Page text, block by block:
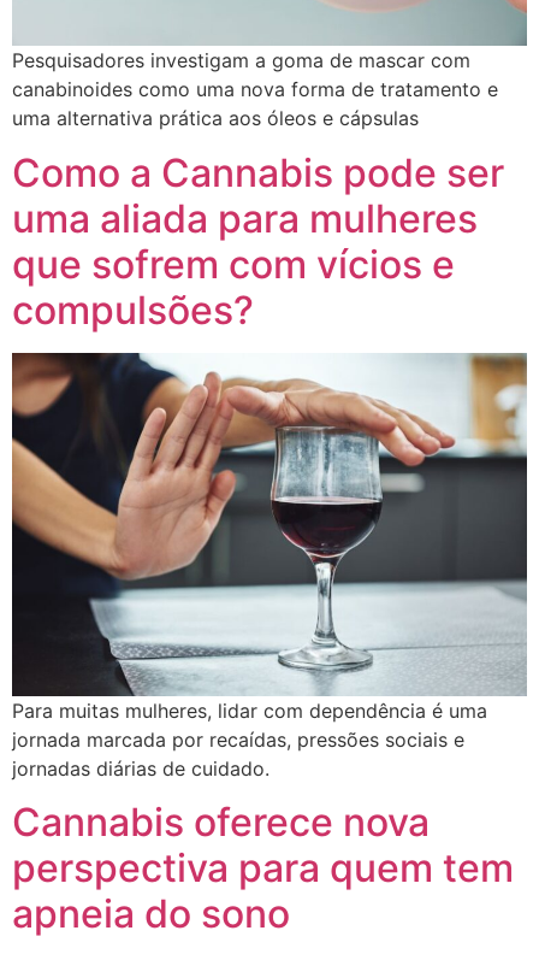
Pesquisadores investigam a goma de mascar com
canabinoides como uma nova forma de tratamento e
uma alternativa prática aos óleos e cápsulas
Como a Cannabis pode ser
uma aliada para mulheres
que sofrem com vícios e
compulsões?
Para muitas mulheres, lidar com dependência é uma
jornada marcada por recaídas, pressões sociais e
jornadas diárias de cuidado.
Cannabis oferece nova
perspectiva para quem tem
apneia do sono